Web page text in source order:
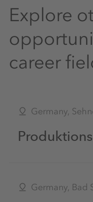
Explore
career
Germany,
Germany, Bad